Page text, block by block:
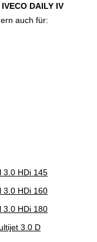
IVECO DAILY IV
auch für:
3.0 HDi 145
3.0 HDi 160
3.0 HDi 180
3.0 D